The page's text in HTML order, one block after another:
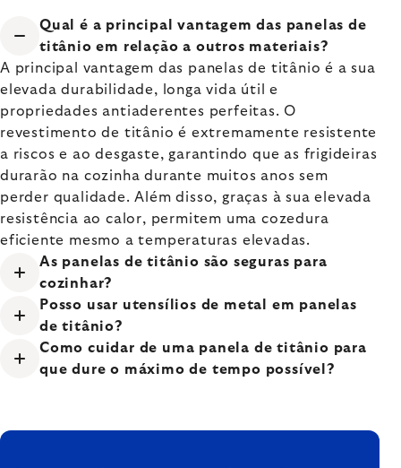
Qual é a principal vantagem das panelas de
titânio em relação a outros materiais?
A principal vantagem das panelas de titânio é a sua
elevada durabilidade, longa vida útil e
propriedades antiaderentes perfeitas. O
revestimento de titânio é extremamente resistente
a riscos e ao desgaste, garantindo que as frigideiras
durarão na cozinha durante muitos anos sem
perder qualidade. Além disso, graças à sua elevada
resistência ao calor, permitem uma cozedura
eficiente mesmo a temperaturas elevadas.
As panelas de titânio são seguras para
cozinhar?
Posso usar utensílios de metal em panelas
de titânio?
Como cuidar de uma panela de titânio para
que dure o máximo de tempo possível?
FOOTER